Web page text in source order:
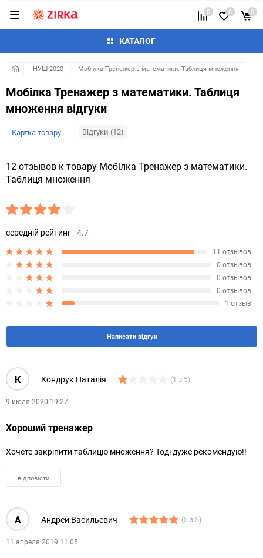
КАТАЛОГ
0 0 0
НУШ 2020 Мобілка Тренажер з математики. Таблиця множення
Мобілка Тренажер з математики. Таблиця
множення відгуки
Картка товару Відгуки (12)
12 отзывов к товару Мобілка Тренажер з математики.
Таблиця множення
4.7
середній рейтинг
11 отзывов
0 отзывов
0 отзывов
0 отзывов
1 отзыв
Написати відгук
К Кондрук Наталія (1 з 5)
9 июля 2020 19:27
Хороший тренажер
Хочете закріпити таблицю множення? Тоді дуже рекомендую!!
відповісти
А Андрей Васильевич (5 з 5)
11 апреля 2019 11:05